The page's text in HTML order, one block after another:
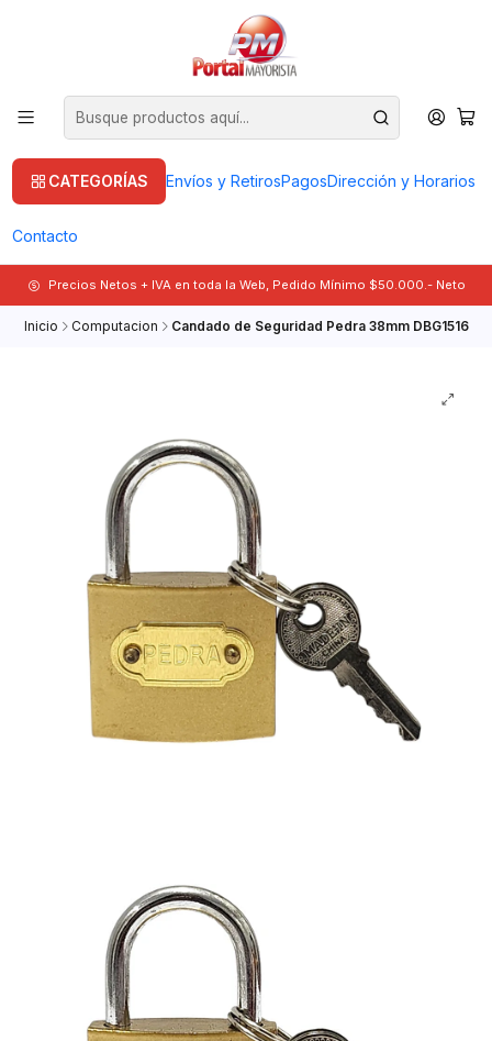
CATEGORÍAS Envíos y RetirosPagosDirección y Horarios
Contacto
Precios Netos + IVA en toda la Web, Pedido Mínimo $50.000.- Neto
Inicio Computacion Candado de Seguridad Pedra 38mm DBG1516